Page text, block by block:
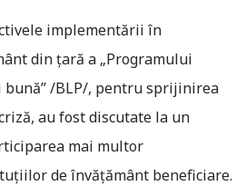
implementării în
din țară a „Programului
/BLP/, pentru sprijinirea
au fost discutate la un
mai multor
de învățământ beneficiare.